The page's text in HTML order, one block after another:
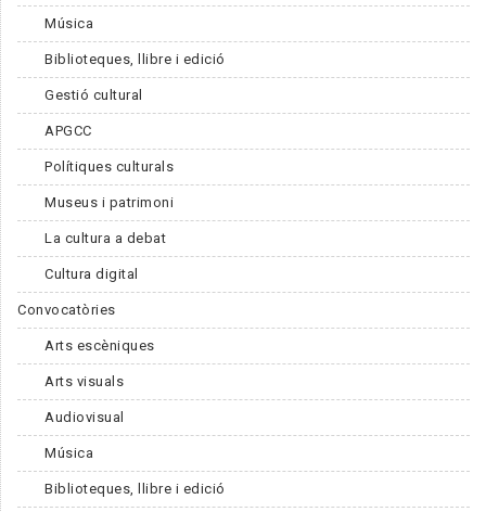
Música
Biblioteques, llibre i edició
Gestió cultural
APGCC
Polítiques culturals
Museus i patrimoni
La cultura a debat
Cultura digital
Convocatòries
Arts escèniques
Arts visuals
Audiovisual
Música
Biblioteques, llibre i edició